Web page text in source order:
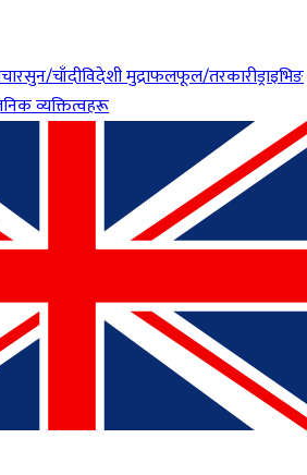
सुन/चाँदीविदेशी मुद्राफलफूल/तरकारीड्राइभिङ
व्यक्तित्वहरू